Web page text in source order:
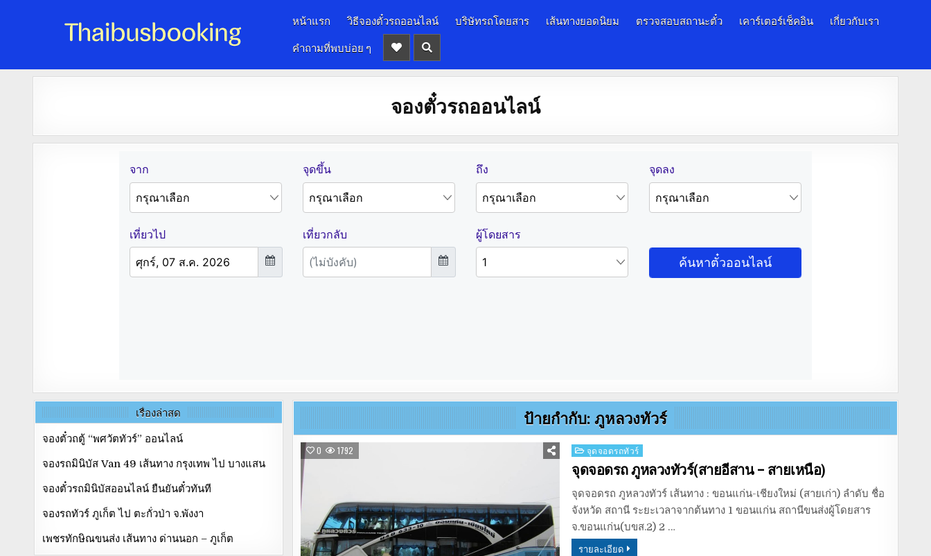
จองตั๋วรถออนไลน์ 24 ชั่วโมง
หน้าแรก วิธีจองตั๋วรถออนไลน์ บริษัทรถโดยสาร เส้นทางยอดนิยม ตรวจสอบสถานะตั๋ว เคาร์เตอร์เช็คอิน
เกี่ยวกับเรา
คำถามที่พบบ่อย ๆ
จองตั๋วรถออนไลน์
ป้ายกำกับ: ภูหลวงทัวร์
0 1792
Posted
in
จุดจอดรถทัวร์
จุดจอดรถ ภูหลวงทัวร์(สายอีสาน – สายเหนือ)
จุดจอดรถ ภูหลวงทัวร์ เส้นทาง : ขอนแก่น-เชียงใหม่ (สายเก่า) ลำดับ ชื่อ
จังหวัด สถานี ระยะเวลาจากต้นทาง 1 ขอนแก่น สถานีขนส่งผู้โดยสาร
จ.ขอนแก่น(บขส.2) 2 …
รายละเอียด
เรื่องล่าสุด
จองตั๋วถตู้ “พศวัตทัวร์” ออนไลน์
จองรถมินิบัส Van 49 เส้นทาง กรุงเทพ ไป บางแสน
จองตั๋วรถมินิบัสออนไลน์ ยืนยันตั๋วทันที
จองรถทัวร์ ภูเก็ต ไป ตะกั่วป่า จ.พังงา
เพชรทักษิณขนส่ง เส้นทาง ด่านนอก – ภูเก็ต